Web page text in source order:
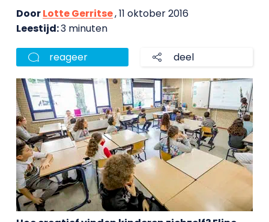
DoorLotte Gerritse, 11 oktober 2016
Leestijd:3 minuten
reageer deel